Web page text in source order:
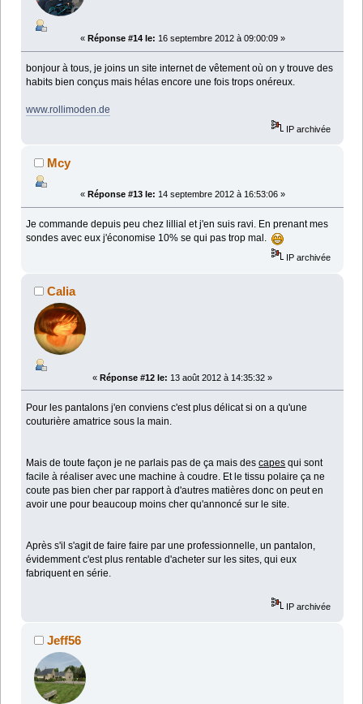
« Réponse #14 le: 16 septembre 2012 à 09:00:09 »
bonjour à tous, je joins un site internet de vêtement où on y trouve des
habits bien conçus mais hélas encore une fois trops onéreux.
www.rollimoden.de
IP archivée
Mcy
« Réponse #13 le: 14 septembre 2012 à 16:53:06 »
Je commande depuis peu chez lillial et j'en suis ravi. En prenant mes
sondes avec eux j'économise 10% se qui pas trop mal.
IP archivée
Calia
« Réponse #12 le: 13 août 2012 à 14:35:32 »
Pour les pantalons j'en conviens c'est plus délicat si on a qu'une
couturière amatrice sous la main.
Mais de toute façon je ne parlais pas de ça mais descapes qui sont
facile à réaliser avec une machine à coudre. Et le tissu polaire ça ne
coute pas bien cher par rapport à d'autres matières donc on peut en
avoir une pour beaucoup moins cher qu'annoncé sur le site.
Après s'il s'agit de faire faire par une professionnelle, un pantalon,
évidemment c'est plus rentable d'acheter sur les sites, qui eux
fabriquent en série.
IP archivée
Jeff56